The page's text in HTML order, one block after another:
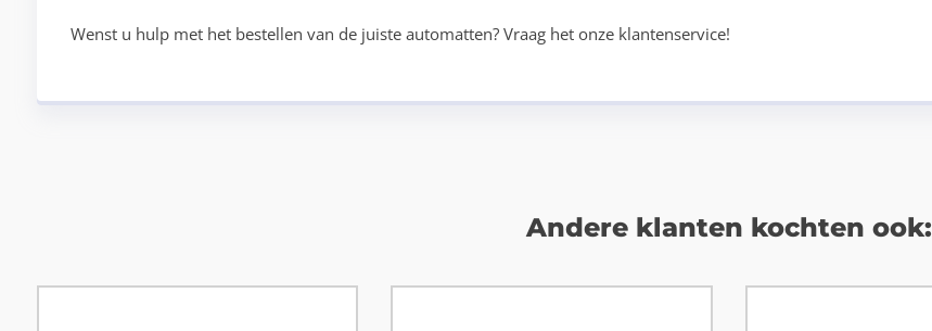
Wenst u hulp met het bestellen van de juiste automatten? Vraag het onze klantenservice!
Andere klanten kochten ook: